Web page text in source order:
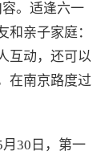
。适逢六一
亲子家庭：
互动，还可以
在南京路度过
30日，第一